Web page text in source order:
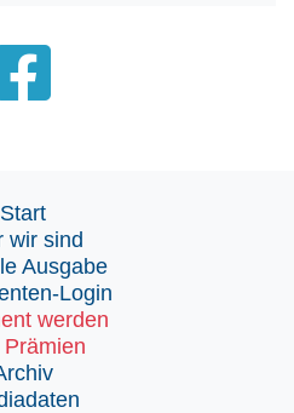
Start
wir sind
Ausgabe
Login
werden